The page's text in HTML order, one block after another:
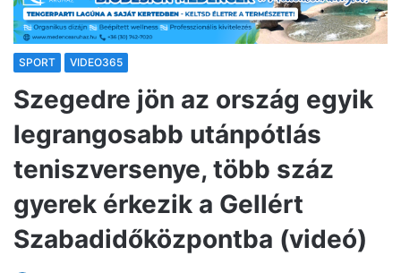
SPORT VIDEO365
Szegedre jön az ország egyik
legrangosabb utánpótlás
teniszversenye, több száz
gyerek érkezik a Gellért
Szabadidőközpontba (videó)